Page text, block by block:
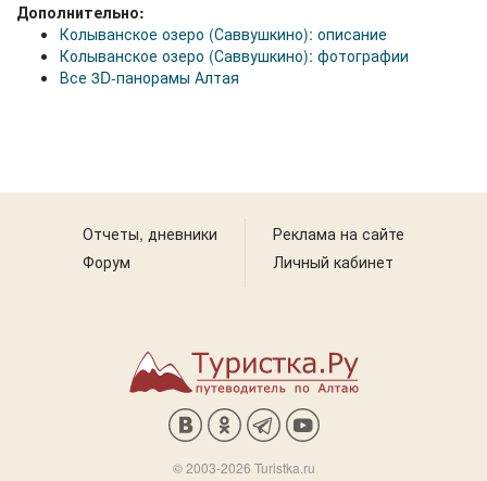
Дополнительно:
Колыванское озеро (Саввушкино): описание
Колыванское озеро (Саввушкино): фотографии
Все 3D-панорамы Алтая
Отчеты, дневники
Форум
Реклама на сайте
Личный кабинет
© 2003-2026 Turistka.ru